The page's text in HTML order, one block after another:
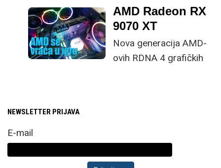
pogotovo jer nas zanima postoje li realne
negativne strane ovakvog builda koji spaja
malo kućište i snažne perofrmanse
AMD Radeon RX
9070 XT
Nova generacija AMD-
ovih RDNA 4 grafičkih
za najnoviju
verziju upscaling
NEWSLETTER PRIJAVA
E-mail